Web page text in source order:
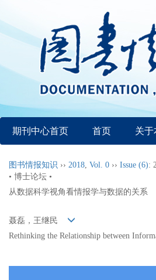
期刊中心首页 首页 关于
图书情报知识 ›› 2018, Vol. 0 ›› Issue (6):
• 博士论坛 •
从数据科学视角看情报学与数据的关系
聂磊，王继民
Rethinking the Relationship between